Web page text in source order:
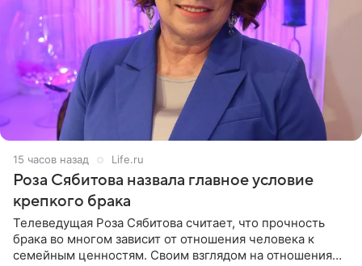
15 часов назад Life.ru
Роза Сябитова назвала главное условие
крепкого брака
Телеведущая Роза Сябитова считает, что прочность
брака во многом зависит от отношения человека к
семейным ценностям. Своим взглядом на отношения